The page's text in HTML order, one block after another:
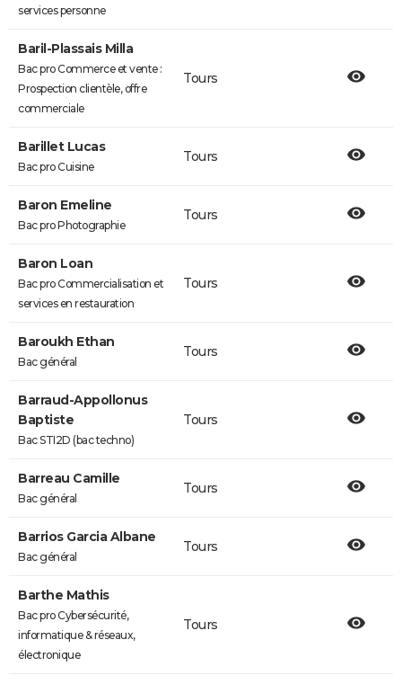
services personne
Baril-Plassais Milla
Bac pro Commerce et vente :
Prospection clientèle, offre
commerciale
Tours
Barillet Lucas
Bac pro Cuisine
Tours
Baron Emeline
Bac pro Photographie
Tours
Baron Loan
Bac pro Commercialisation et
services en restauration
Tours
Baroukh Ethan
Bac général
Tours
Barraud-Appollonus
Baptiste
Bac STI2D (bac techno)
Tours
Barreau Camille
Bac général
Tours
Barrios Garcia Albane
Bac général
Tours
Barthe Mathis
Bac pro Cybersécurité,
informatique & réseaux,
électronique
Tours